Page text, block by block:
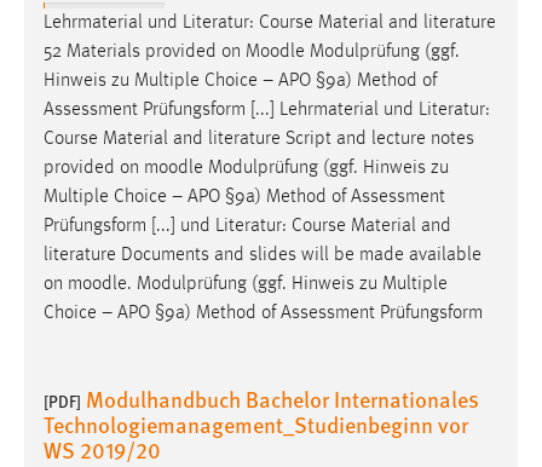
Lehrmaterial und Literatur: Course Material and literature
52 Materials provided on Moodle Modulprüfung (ggf.
Hinweis zu Multiple Choice – APO §9a) Method of
Assessment Prüfungsform [...] Lehrmaterial und Literatur:
Course Material and literature Script and lecture notes
provided on moodle Modulprüfung (ggf. Hinweis zu
Multiple Choice – APO §9a) Method of Assessment
Prüfungsform [...] und Literatur: Course Material and
literature Documents and slides will be made available
on moodle. Modulprüfung (ggf. Hinweis zu Multiple
Choice – APO §9a) Method of Assessment Prüfungsform
[PDF] Modulhandbuch Bachelor Internationales
Technologiemanagement_Studienbeginn vor
WS 2019/20
Cookie Laufzeit:
24 Stunden
STATISTIK
Statistik Cookies erfassen Informationen anonym.
Diese Informationen helfen uns zu verstehen, wie
unsere Besucher unsere Website nutzen.
Matomo
Zweck:
Zugriffsstatistik